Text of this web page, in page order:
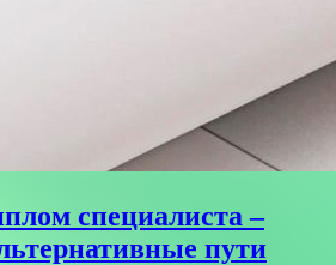
специалиста –
пути